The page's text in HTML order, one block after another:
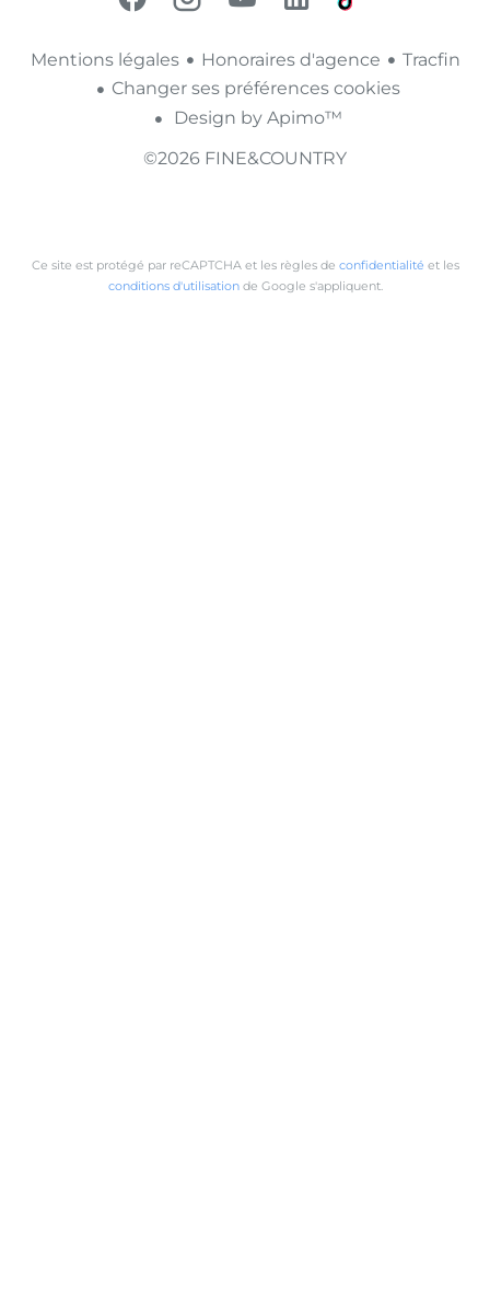
Mentions légales Honoraires d'agence
Tracfin
Changer ses préférences cookies
Design by Apimo™
©2026 FINE&COUNTRY
Ce site est protégé par reCAPTCHA et les règles de confidentialité et les
conditions d'utilisationde Google s'appliquent.